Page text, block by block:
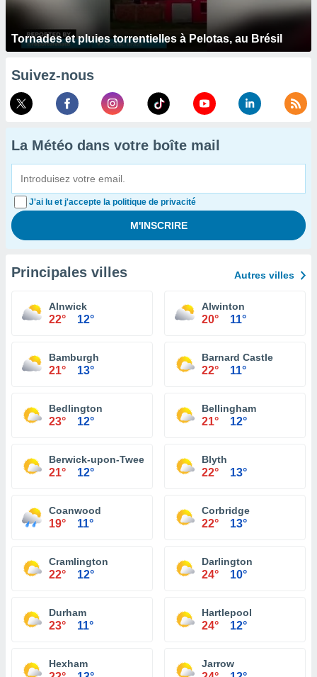
Tornades et pluies torrentielles à Pelotas, au Brésil
Suivez-nous
La Météo dans votre boîte mail
J'ai lu et j'accepte la politique de privacité
Principales villes Autres villes
Alnwick
22° 12°
Alwinton
20° 11°
Bamburgh
21° 13°
Barnard Castle
22° 11°
Bedlington
23° 12°
Bellingham
21° 12°
Berwick-upon-Tweed
21° 12°
Blyth
22° 13°
Coanwood
19° 11°
Corbridge
22° 13°
Cramlington
22° 12°
Darlington
24° 10°
Durham
23° 11°
Hartlepool
24° 12°
Hexham Jarrow